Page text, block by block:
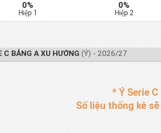
0%
Hiệp 1
0%
Hiệp 2
C BẢNG A XU HƯỚNG (Ý) - 2026/27
* Ý Serie
Số liệu thống kê